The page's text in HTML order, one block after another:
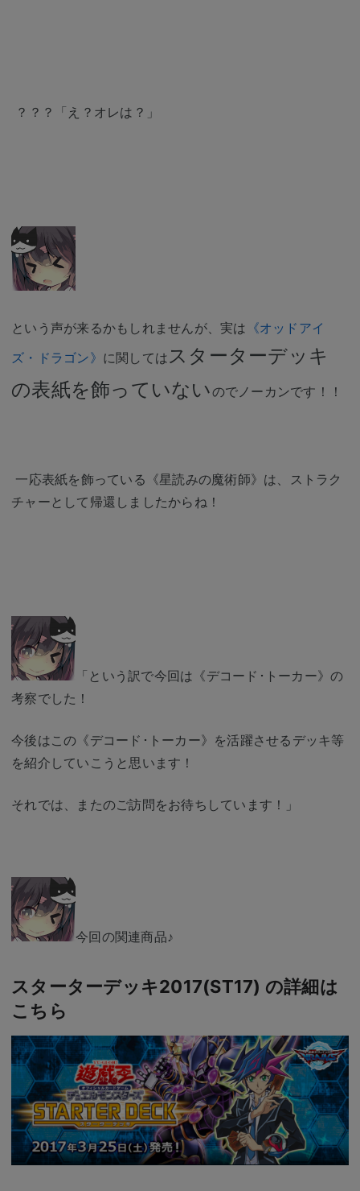
？？？「え？オレは？」
という声が来るかもしれませんが、実は 《オッドアイ
ズ・ドラゴン》 に関してはスターターデッキ
の表紙を飾っていないのでノーカンです！！
一応表紙を飾っている《星読みの魔術師》は、ストラク
チャーとして帰還しましたからね！
「という訳で今回は《デコード･トーカー》の
考察でした！
今後はこの《デコード･トーカー》を活躍させるデッキ等
を紹介していこうと思います！
それでは、またのご訪問をお待ちしています！」
今回の関連商品♪
スターターデッキ2017(ST17) の詳細は
こちら